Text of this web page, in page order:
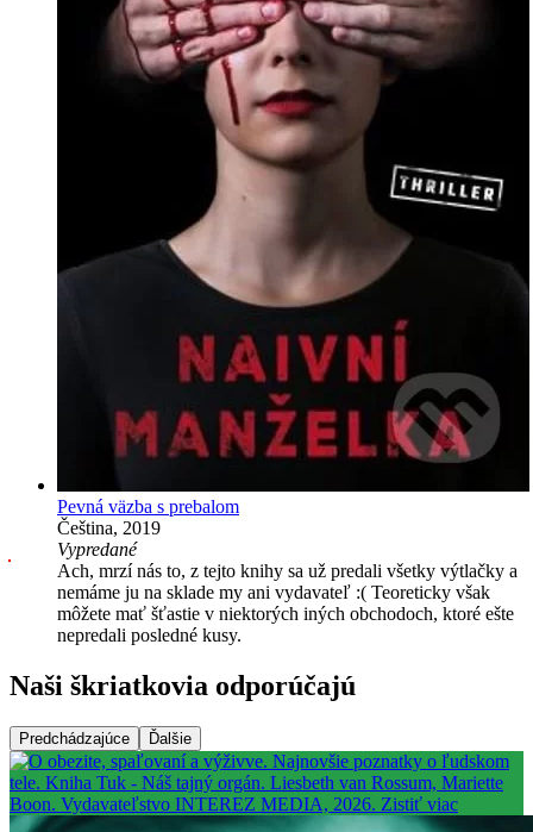
Pevná väzba s prebalom
Čeština, 2019
Vypredané
Ach, mrzí nás to, z tejto knihy sa už predali všetky výtlačky a
nemáme ju na sklade my ani vydavateľ :( Teoreticky však
môžete mať šťastie v niektorých iných obchodoch, ktoré ešte
nepredali posledné kusy.
Naši škriatkovia odporúčajú
Predchádzajúce Ďalšie